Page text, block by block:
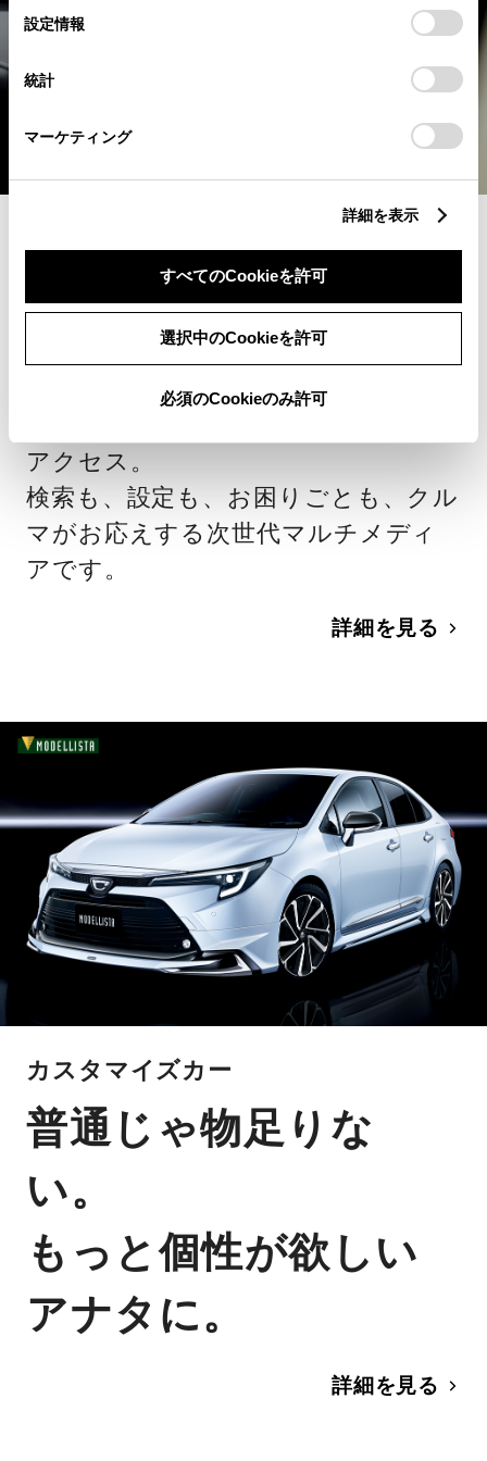
デバイスにすべてのCookie(クッキー)が保存されることに同
意したことになります。Cookie(クッキー)のオプトアウト、
設定の変更、同意を撤回したりするにあたっては、当社の
「Cookie（クッキー）情報の取り扱いについて
」をご覧くだ
選 設定情報
統計
マーケティング
詳細を表示
すべてのCookieを許可
選択中のCookieを許可
必須のCookieのみ許可
快適便利なつなが
り。
アクセス。
検索も、設定も、お困りごとも、クル
マがお応えする次世代マルチメディ
アです。
詳細を見る
カスタマイズカー
普通じゃ物足りな
い。
もっと個性が欲しい
アナタに。
詳細を見る